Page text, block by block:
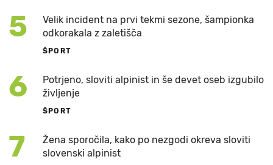
5
Velik incident na prvi tekmi sezone, šampionka
odkorakala z zaletišča
ŠPORT
6
Potrjeno, sloviti alpinist in še devet oseb izgubilo
življenje
ŠPORT
7
Žena sporočila, kako po nezgodi okreva sloviti
slovenski alpinist